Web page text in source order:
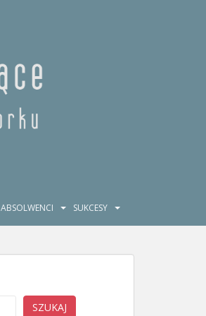
ABSOLWENCI SUKCESY
SZUKAJ